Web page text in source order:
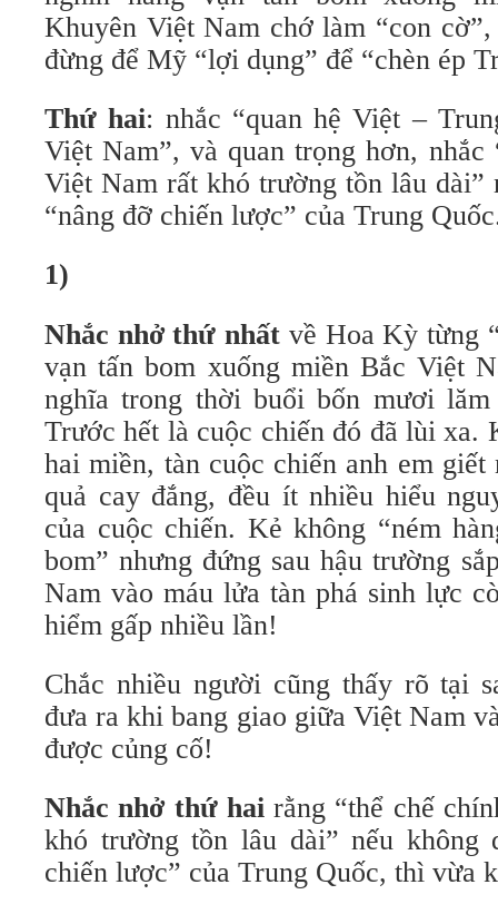
Khuyên Việt Nam chớ làm “con
đừng để Mỹ “lợi dụng” để “chèn ép
Thứ hai: nhắc “quan hệ Việt –
Việt Nam”, và quan trọng hơn,
Việt Nam rất khó trường tồn lâu dài”
“nâng đỡ chiến lược” của Trung
1)
Nhắc nhở thứ nhất về Hoa Kỳ từng
vạn tấn bom xuống miền Bắc Việt
nghĩa trong thời buổi bốn mươi lăm
Trước hết là cuộc chiến đó đã lùi xa.
hai miền, tàn cuộc chiến anh em giết
quả cay đắng, đều ít nhiều hiểu
của cuộc chiến. Kẻ không “ném
bom” nhưng đứng sau hậu trường
Nam vào máu lửa tàn phá sinh lực
hiểm gấp nhiều lần!
Chắc nhiều người cũng thấy rõ tại
đưa ra khi bang giao giữa Việt Nam
được củng cố!
Nhắc nhở thứ hairằng “thể chế
khó trường tồn lâu dài” nếu không
chiến lược” của Trung Quốc, thì vừa